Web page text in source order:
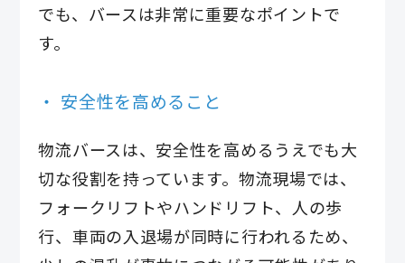
でも、バースは非常に重要なポイントで
す。
安全性を高めること
物流バースは、安全性を高めるうえでも大
切な役割を持っています。物流現場では、
フォークリフトやハンドリフト、人の歩
行、車両の入退場が同時に行われるため、